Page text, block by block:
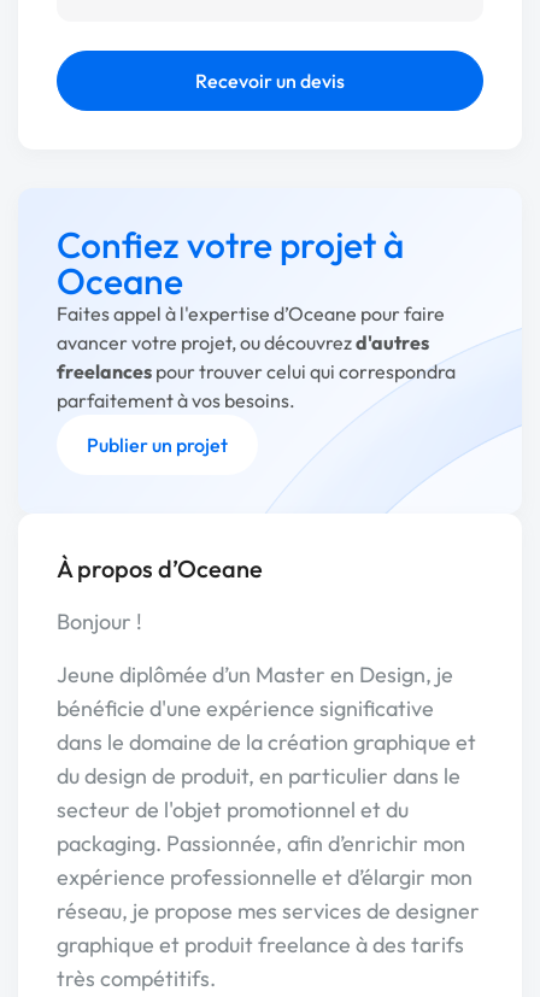
Recevoir un devis
Confiez votre projet à
Oceane
Faites appel à l'expertise d’Oceane pour faire
avancer votre projet, ou découvrezd'autres
freelances pour trouver celui qui correspondra
parfaitement à vos besoins.
Publier un projet
À propos d’Oceane
Bonjour !
Jeune diplômée d’un Master en Design, je
bénéficie d'une expérience significative
dans le domaine de la création graphique et
du design de produit, en particulier dans le
secteur de l'objet promotionnel et du
packaging. Passionnée, afin d’enrichir mon
expérience professionnelle et d’élargir mon
réseau, je propose mes services de designer
graphique et produit freelance à des tarifs
très compétitifs.